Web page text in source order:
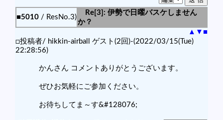
■5010 / ResNo.3)
Re[3]: 伊勢で日曜バスケしません
か？
▲ ▼ ■
□投稿者/ hikkin-airball ゲスト(2回)-(2022/03/15(Tue)
22:28:56)
かんさん コメントありがとうございます。
ぜひお気軽にご参加ください。
お待ちしてま～す&#128076;